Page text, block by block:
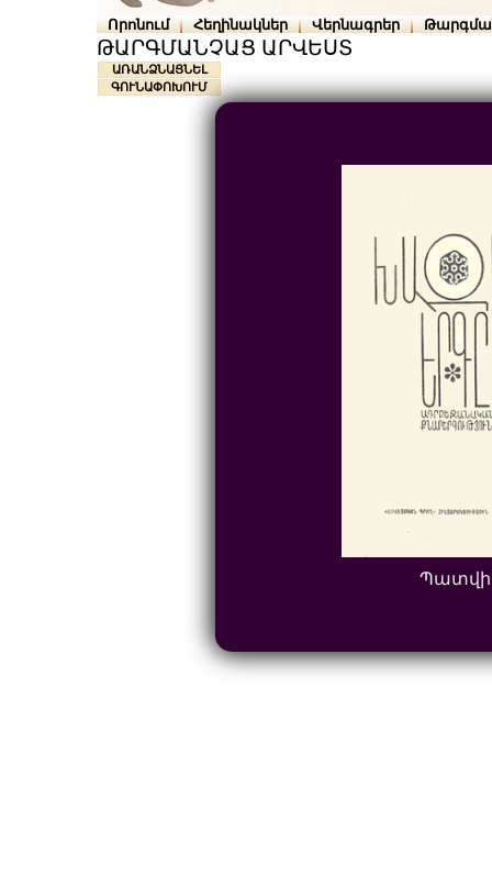
Որոնում Հեղինակներ Վերնագրեր
ԹԱՐԳՄԱՆՉԱՑ ԱՐՎԵՍՏ
ԱՌԱՆՁՆԱՑՆԵԼ
ԳՈՒՆԱՓՈԽՈՒՄ